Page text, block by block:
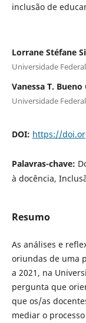
inclusão de
Lorrane Stéfane
Universidade
Vanessa T. Bueno
Universidade
DOI: https://
Palavras-chave:
à docência,
Resumo
As análises e
oriundas de uma
a 2021, na
pergunta que
que os/as
mediar o